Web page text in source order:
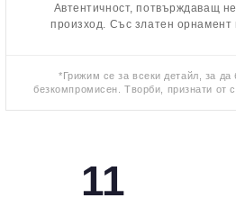
Автентичност, потвърждаващ
произход. Със златен орнамент
*Грижим се за всеки детайл, за
безкомпромисен. Творби, признати от
11